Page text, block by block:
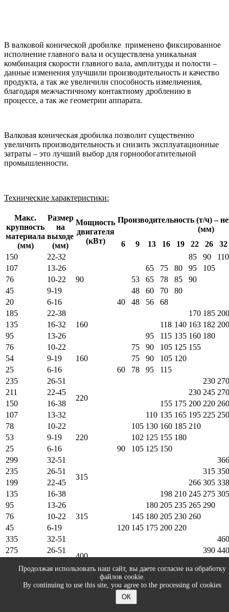
В валковой конической дробилке применено фиксированное
исполнение главного вала и осуществлена уникальная
комбинация скорости главного вала, амплитуды и полости –
данные изменения улучшили производительность и качество
продукта, а так же увеличили способность измельчения,
благодаря межчастичному контактному дроблению в
процессе, а так же геометрии аппарата.
Валковая коническая дробилка позволит существенно
увеличить производительность и снизить эксплуатационные
затраты – это лучший выбор для горнообогатительной
промышленности.
Технические характеристики:
Макс.
крупность
материала
(мм)
Размер
на
выходе
(мм)
Мощность
двигателя
(кВт)
Производительность (т/ч) –
(мм)
6
9 13 16 19 22 26
32
150
22-32
90
85 90
110
107
13-26 65 75 80 95
105
76
10-22 53 65 78 85
90
45
9-19 48 60 70
80
20
6-16 40 48 56
68
185
22-38
160
170 185 200
135
16-32 118 140 163 182 200
95
13-26 95 115 135 160 180
76
10-22
160
75 90 105 125 155
54
9-19 75 90 105 120
25
6-16 60 78 95
115
235
26-51
220
230 270
211
22-45 230 245 270
150
16-38 155 175 200 220 260
107
13-32 110 135 165 195 225 250
78
10-22
220
105 130 160 185 210
53
9-19 102 125 155 180
25
6-16 90 105 125 150
299
32-51
315
366
235
26-51 315 350
199
22-45 266 305 338
135
16-38 198 210 245 275 305
95
13-26
315
180 205 235 265 290
76
10-22 145 180 205 230 260
45
6-19 120 145 175 200 220
335
32-51
400
460
275
26-51 390 440
16-38 285 305 330 365 437
13-26
230 280 340 375 410
145 170
Продолжая использовать наш сайт, вы даете согласие на обработку
файлов cookie.
By continuing to use this site, you agree to the processing of cookies
ОК